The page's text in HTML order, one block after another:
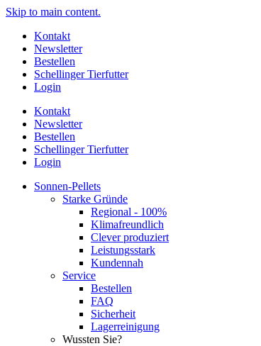
Skip to main content.
Kontakt
Newsletter
Bestellen
Schellinger Tierfutter
Login
Kontakt
Newsletter
Bestellen
Schellinger Tierfutter
Login
Sonnen-Pellets
Starke Gründe
Regional - 100%
Klimafreundlich
Clever produziert
Leistungsstark
Kundennah
Service
Bestellen
FAQ
Sicherheit
Lagerreinigung
Wussten Sie?